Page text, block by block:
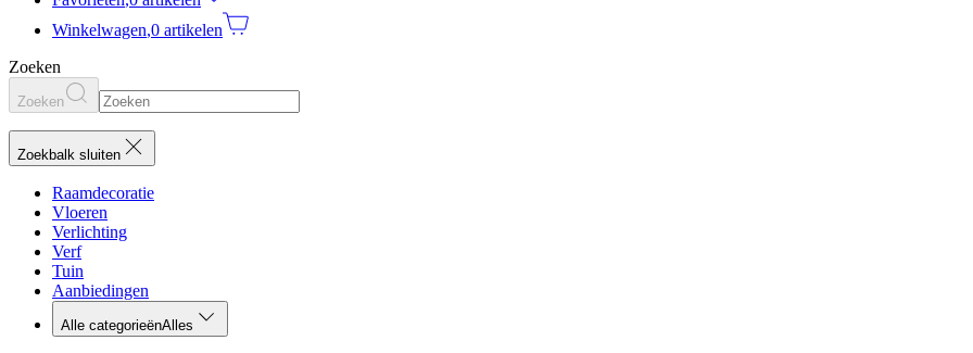
Winkelwagen,0 artikelen
Zoeken
Zoeken
Zoekbalk sluiten
Raamdecoratie
Vloeren
Verlichting
Verf
Tuin
Aanbiedingen
Alle categorieënAlles